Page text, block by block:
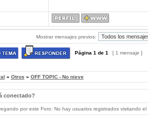
Mostrar mensajes previos:
Página 1 de 1 [ 1 mensaje ]
» Otros » OFF TOPIC - No nieve
conectado?
por este Foro: No hay usuarios registrados visitando